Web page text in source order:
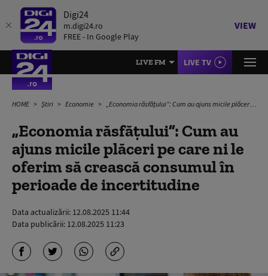
Digi24
m.digi24.ro
FREE - In Google Play
VIEW
LIVE FM LIVE TV
HOME Știri Economie „Economia răsfățului”: Cum au ajuns micile plăceri pe care ni le oferim să crească consumul în perioade de incertitudine
„Economia răsfățului”: Cum au
ajuns micile plăceri pe care ni le
oferim să crească consumul în
perioade de incertitudine
Data actualizării: 12.08.2025 11:44
Data publicării: 12.08.2025 11:23